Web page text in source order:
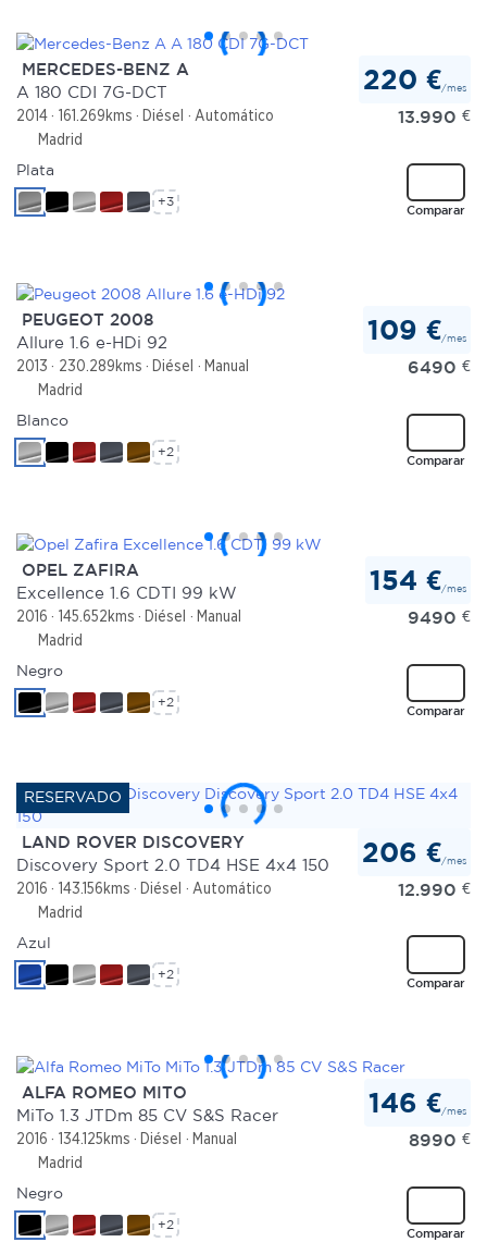
MERCEDES-BENZ A
A 180 CDI 7G-DCT
2014 161.269kms Diésel
Automático
Madrid
220 €/mes
13.990 €
Comparar
Plata
+3
PEUGEOT 2008
Allure 1.6 e-HDi 92
2013 230.289kms Diésel
Manual
Madrid
109 €/mes
6490 €
Comparar
Blanco
+2
OPEL ZAFIRA
Excellence 1.6 CDTI 99 kW
2016 145.652kms Diésel
Manual
Madrid
154 €/mes
9490 €
Comparar
Negro
+2
LAND ROVER DISCOVERY
Discovery Sport 2.0 TD4 HSE 4x4 150
2016 143.156kms Diésel
Automático
Madrid
206 €/mes
12.990 €
Comparar
Azul
+2
ALFA ROMEO MITO
MiTo 1.3 JTDm 85 CV S&S Racer
2016 134.125kms Diésel
Manual
Madrid
146 €/mes
8990 €
Comparar
Negro
+2